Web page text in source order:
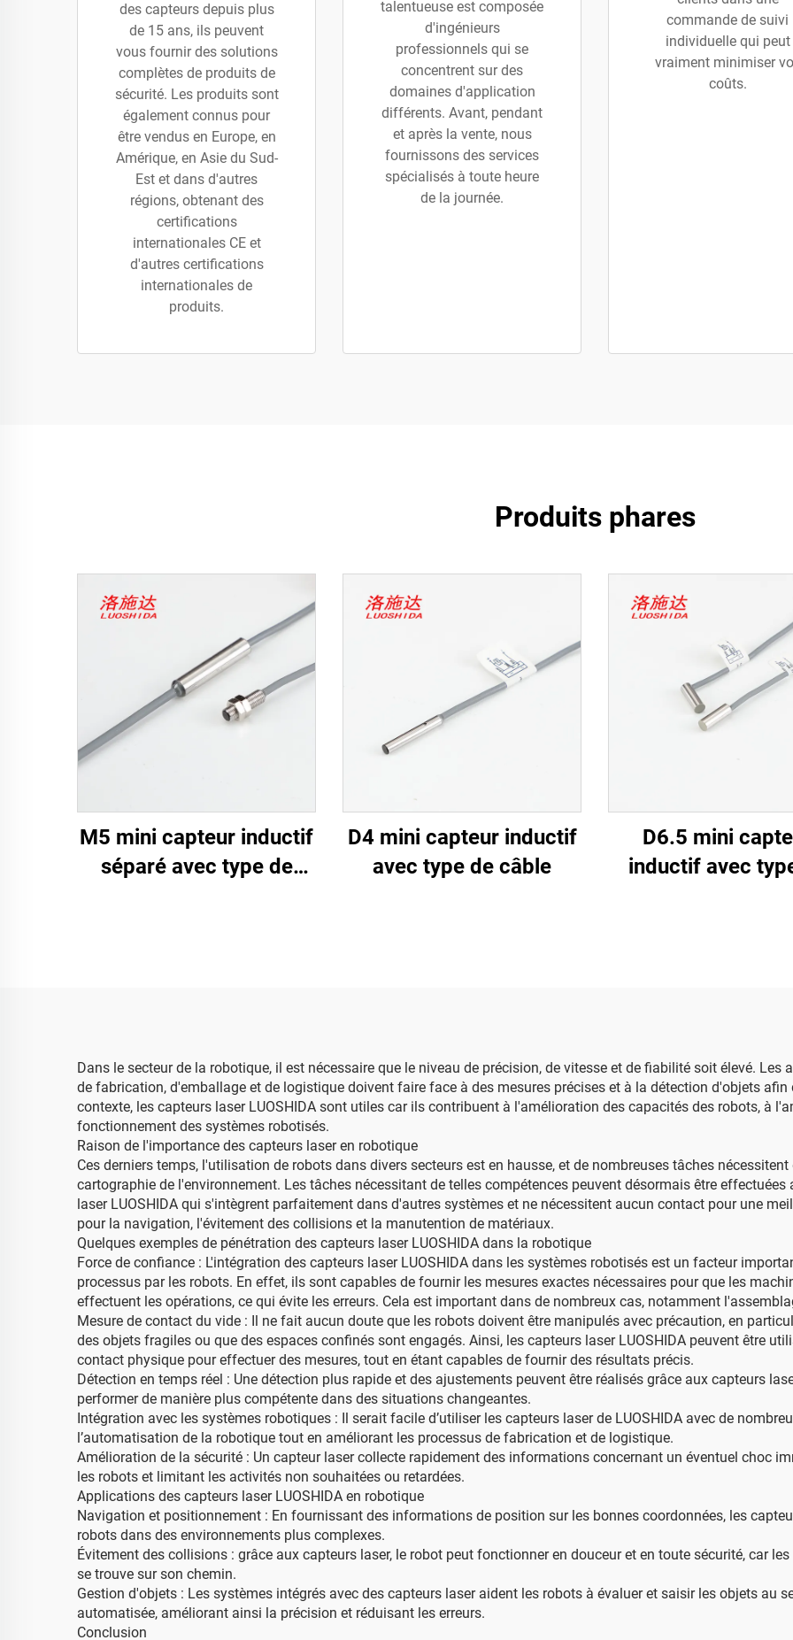
des capteurs depuis plus
de 15 ans, ils peuvent
vous fournir des solutions
complètes de produits de
sécurité. Les produits sont
également connus pour
être vendus en Europe, en
Amérique, en Asie du Sud-
Est et dans d'autres
régions, obtenant des
certifications
internationales CE et
d'autres certifications
internationales de
produits.
talentueuse est composée
d'ingénieurs
professionnels qui se
concentrent sur des
domaines d'application
différents. Avant, pendant
et après la vente, nous
fournissons des services
spécialisés à toute heure
de la journée.
commande de suivi
individuelle qui peut
vraiment minimiser
coûts.
Produits phares
M5 mini capteur inductif
séparé avec type de
D4 mini capteur inductif
avec type de câble
D6.5 mini
inductif avec
Dans le secteur de la robotique, il est nécessaire que le niveau de précision, de vitesse et de fiabilité soit élevé.
de fabrication, d'emballage et de logistique doivent faire face à des mesures précises et à la détection d'objets
contexte, les capteurs laser LUOSHIDA sont utiles car ils contribuent à l'amélioration des capacités des robots, à
fonctionnement des systèmes robotisés.
Raison de l'importance des capteurs laser en robotique
Ces derniers temps, l'utilisation de robots dans divers secteurs est en hausse, et de nombreuses tâches
cartographie de l'environnement. Les tâches nécessitant de telles compétences peuvent désormais être
laser LUOSHIDA qui s'intègrent parfaitement dans d'autres systèmes et ne nécessitent aucun contact pour une
pour la navigation, l'évitement des collisions et la manutention de matériaux.
Quelques exemples de pénétration des capteurs laser LUOSHIDA dans la robotique
Force de confiance : L'intégration des capteurs laser LUOSHIDA dans les systèmes robotisés est un facteur
processus par les robots. En effet, ils sont capables de fournir les mesures exactes nécessaires pour que les
effectuent les opérations, ce qui évite les erreurs. Cela est important dans de nombreux cas, notamment
Mesure de contact du vide : Il ne fait aucun doute que les robots doivent être manipulés avec précaution, en
des objets fragiles ou que des espaces confinés sont engagés. Ainsi, les capteurs laser LUOSHIDA peuvent être
contact physique pour effectuer des mesures, tout en étant capables de fournir des résultats précis.
Détection en temps réel : Une détection plus rapide et des ajustements peuvent être réalisés grâce aux capteurs
performer de manière plus compétente dans des situations changeantes.
Intégration avec les systèmes robotiques : Il serait facile d’utiliser les capteurs laser de LUOSHIDA avec de
l’automatisation de la robotique tout en améliorant les processus de fabrication et de logistique.
Amélioration de la sécurité : Un capteur laser collecte rapidement des informations concernant un éventuel choc
les robots et limitant les activités non souhaitées ou retardées.
Applications des capteurs laser LUOSHIDA en robotique
Navigation et positionnement : En fournissant des informations de position sur les bonnes coordonnées, les
robots dans des environnements plus complexes.
Évitement des collisions : grâce aux capteurs laser, le robot peut fonctionner en douceur et en toute sécurité, car
se trouve sur son chemin.
Gestion d'objets : Les systèmes intégrés avec des capteurs laser aident les robots à évaluer et saisir les objets au
automatisée, améliorant ainsi la précision et réduisant les erreurs.
Conclusion